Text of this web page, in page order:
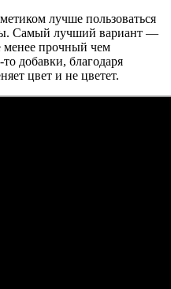
лучше пользоваться
Самый лучший вариант —
менее прочный чем
добавки, благодаря
цвет и не цветет.